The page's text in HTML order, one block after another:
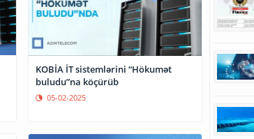
KOBİA İT sistemlərini “Hökumət
buludu”na köçürüb
05-02-2025